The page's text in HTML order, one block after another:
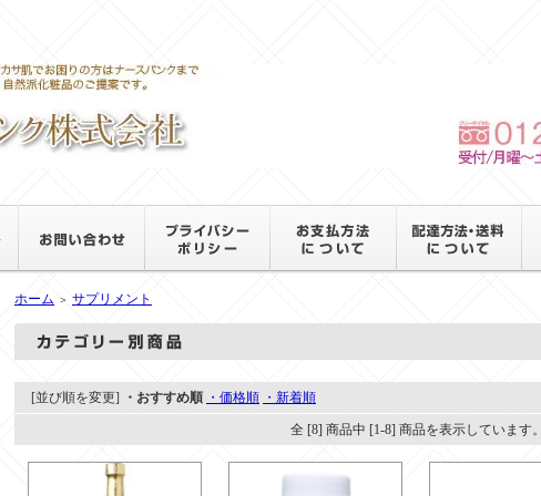
ホーム ＞ サプリメント
[並び順を変更] ・おすすめ順 ・価格順 ・新着順
全 [8] 商品中 [1-8] 商品を表示しています